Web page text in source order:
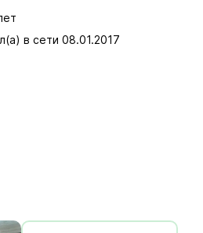
в сети 08.01.2017